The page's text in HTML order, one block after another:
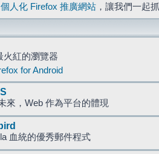
個人化 Firefox 推廣網站 ，讓我們一起
火紅的瀏覽器
for Android
來，Web 作為平台的體現
血統的優秀郵件程式